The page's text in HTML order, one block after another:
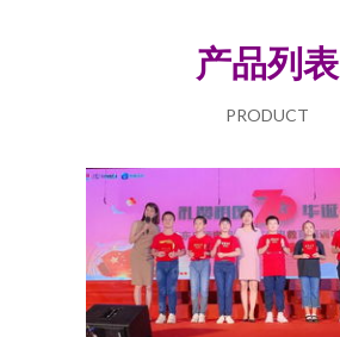
产品列表
PRODUCT